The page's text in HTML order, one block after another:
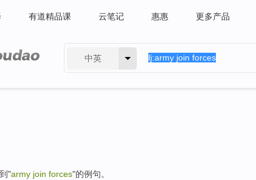
有道精品课 云笔记 惠惠 更多产品
中英
"army join forces"的例句。